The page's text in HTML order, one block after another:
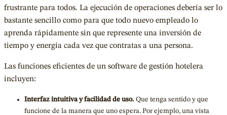
frustrante para todos. La ejecución de operaciones debería ser lo
bastante sencillo como para que todo nuevo empleado lo
aprenda rápidamente sin que represente una inversión de
tiempo y energía cada vez que contratas a una persona.
Las funciones eficientes de un software de gestión hotelera
incluyen:
Interfaz intuitiva y facilidad de uso. Que tenga sentido y que
funcione de la manera que uno espera. Por ejemplo, una vista